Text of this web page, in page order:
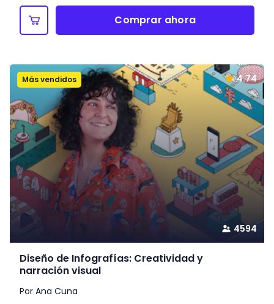
Comprar ahora
Más vendidos
4594
4.74
Diseño de Infografías: Creatividad y
narración visual
Por Ana Cuna